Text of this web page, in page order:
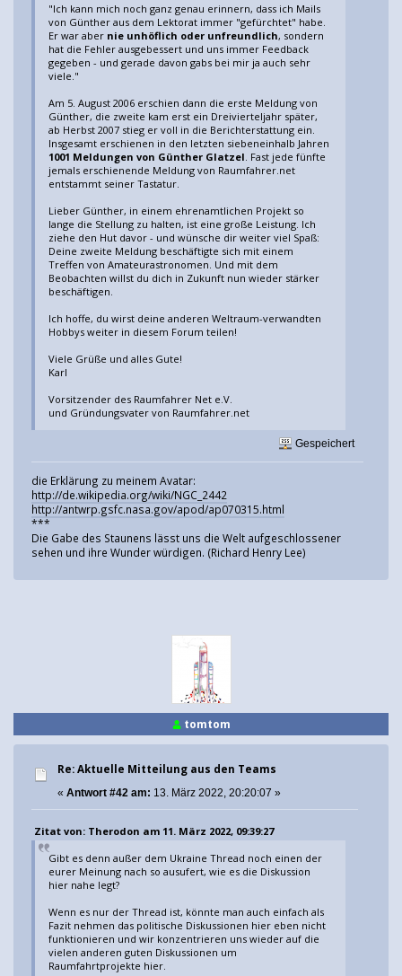
"Ich kann mich noch ganz genau erinnern, dass ich Mails
von Günther aus dem Lektorat immer "gefürchtet" habe.
Er war aber nie unhöflich oder unfreundlich, sondern
hat die Fehler ausgebessert und uns immer Feedback
gegeben - und gerade davon gabs bei mir ja auch sehr
viele."
Am 5. August 2006 erschien dann die erste Meldung von
Günther, die zweite kam erst ein Dreivierteljahr später,
ab Herbst 2007 stieg er voll in die Berichterstattung ein.
Insgesamt erschienen in den letzten siebeneinhalb Jahren
1001 Meldungen von Günther Glatzel . Fast jede fünfte
jemals erschienende Meldung von Raumfahrer.net
entstammt seiner Tastatur.
Lieber Günther, in einem ehrenamtlichen Projekt so
lange die Stellung zu halten, ist eine große Leistung. Ich
ziehe den Hut davor - und wünsche dir weiter viel Spaß:
Deine zweite Meldung beschäftigte sich mit einem
Treffen von Amateurastronomen. Und mit dem
Beobachten willst du dich in Zukunft nun wieder stärker
beschäftigen.
Ich hoffe, du wirst deine anderen Weltraum-verwandten
Hobbys weiter in diesem Forum teilen!
Viele Grüße und alles Gute!
Karl
Vorsitzender des Raumfahrer Net e.V.
und Gründungsvater von Raumfahrer.net
Gespeichert
die Erklärung zu meinem Avatar:
http://de.wikipedia.org/wiki/NGC_2442
http://antwrp.gsfc.nasa.gov/apod/ap070315.html
***
Die Gabe des Staunens lässt uns die Welt aufgeschlossener
sehen und ihre Wunder würdigen. (Richard Henry Lee)
tomtom
Re: Aktuelle Mitteilung aus den Teams
« Antwort #42 am: 13. März 2022, 20:20:07 »
Zitat von: Therodon am 11. März 2022, 09:39:27
Gibt es denn außer dem Ukraine Thread noch einen der
eurer Meinung nach so ausufert, wie es die Diskussion
hier nahe legt?
Wenn es nur der Thread ist, könnte man auch einfach als
Fazit nehmen das politische Diskussionen hier eben nicht
funktionieren und wir konzentrieren uns wieder auf die
vielen anderen guten Diskussionen um
Raumfahrtprojekte hier.